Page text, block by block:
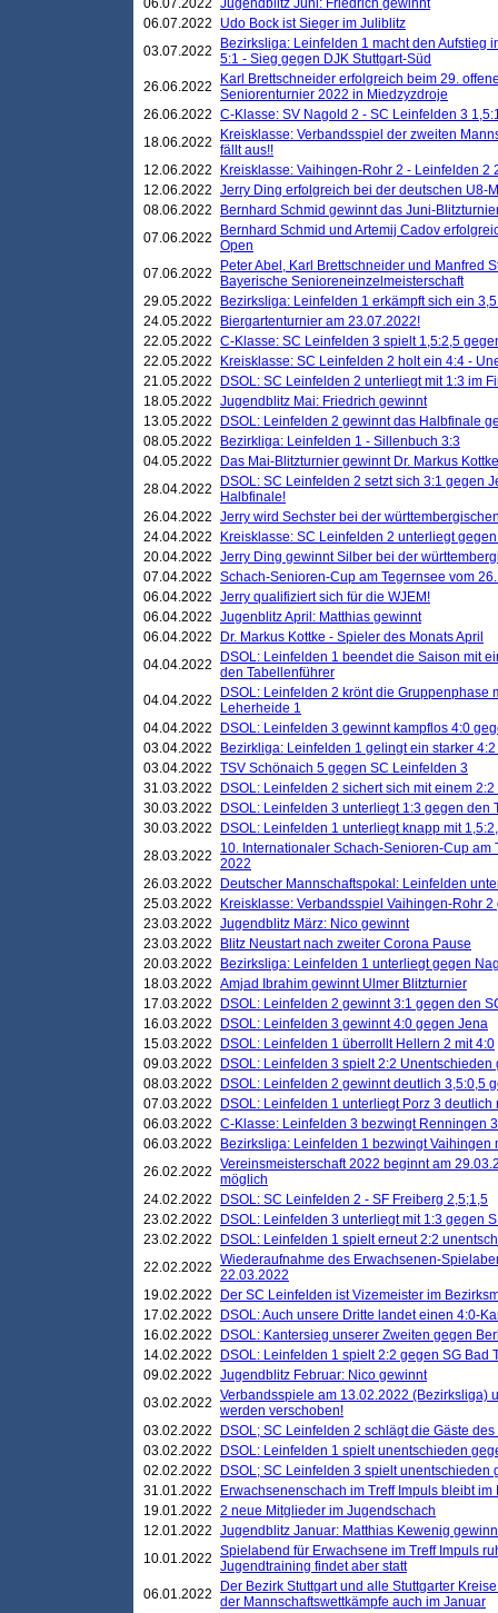
06.07.2022 Jugendblitz Juni: Friedrich gewinnt
06.07.2022
Udo Bock ist Sieger im Juliblitz
03.07.2022
Bezirksliga: Leinfelden 1 macht den Aufstieg
5:1 - Sieg gegen DJK Stuttgart-Süd
26.06.2022
Karl Brettschneider erfolgreich beim 29.
Seniorenturnier 2022 in Miedzyzdroje
26.06.2022 C-Klasse: SV Nagold 2 - SC Leinfelden 3
18.06.2022
Kreisklasse: Verbandsspiel der zweiten
fällt aus!!
12.06.2022
Kreisklasse: Vaihingen-Rohr 2 - Leinfelden 2
12.06.2022 Jerry Ding erfolgreich bei der deutschen U8-
08.06.2022
Bernhard Schmid gewinnt das Juni-
07.06.2022
Bernhard Schmid und Artemij Cadov
Open
07.06.2022
Peter Abel, Karl Brettschneider und Manfred
Bayerische Senioreneinzelmeisterschaft
29.05.2022
Bezirksliga: Leinfelden 1 erkämpft sich ein
24.05.2022
Biergartenturnier am 23.07.2022!
22.05.2022 C-Klasse: SC Leinfelden 3 spielt 1,5:2,5
22.05.2022
Kreisklasse: SC Leinfelden 2 holt ein 4:4 -
21.05.2022
DSOL: SC Leinfelden 2 unterliegt mit 1:3 im
18.05.2022 Jugendblitz Mai: Friedrich gewinnt
13.05.2022
DSOL: Leinfelden 2 gewinnt das Halbfinale
08.05.2022
Bezirkliga: Leinfelden 1 - Sillenbuch 3:3
04.05.2022
Das Mai-Blitzturnier gewinnt Dr. Markus
28.04.2022
DSOL: SC Leinfelden 2 setzt sich 3:1 gegen
Halbfinale!
26.04.2022 Jerry wird Sechster bei der
24.04.2022
Kreisklasse: SC Leinfelden 2 unterliegt
20.04.2022 Jerry Ding gewinnt Silber bei der
07.04.2022 Schach-Senioren-Cup am Tegernsee vom
06.04.2022 Jerry qualifiziert sich für die WJEM!
06.04.2022 Jugenblitz April: Matthias gewinnt
06.04.2022
Dr. Markus Kottke - Spieler des Monats April
04.04.2022
DSOL: Leinfelden 1 beendet die Saison mit
den Tabellenführer
04.04.2022
DSOL: Leinfelden 2 krönt die Gruppenphase
Leherheide 1
04.04.2022
DSOL: Leinfelden 3 gewinnt kampflos 4:0
03.04.2022
Bezirkliga: Leinfelden 1 gelingt ein starker
03.04.2022 TSV Schönaich 5 gegen SC Leinfelden 3
31.03.2022
DSOL: Leinfelden 2 sichert sich mit einem
30.03.2022
DSOL: Leinfelden 3 unterliegt 1:3 gegen den
30.03.2022
DSOL: Leinfelden 1 unterliegt knapp mit
28.03.2022
10. Internationaler Schach-Senioren-Cup am
2022
26.03.2022
Deutscher Mannschaftspokal: Leinfelden
25.03.2022
Kreisklasse: Verbandsspiel Vaihingen-Rohr
23.03.2022 Jugendblitz März: Nico gewinnt
23.03.2022
Blitz Neustart nach zweiter Corona Pause
20.03.2022
Bezirksliga: Leinfelden 1 unterliegt gegen
18.03.2022 Amjad Ibrahim gewinnt Ulmer Blitzturnier
17.03.2022
DSOL: Leinfelden 2 gewinnt 3:1 gegen den
16.03.2022
DSOL: Leinfelden 3 gewinnt 4:0 gegen Jena
15.03.2022
DSOL: Leinfelden 1 überrollt Hellern 2 mit 4:0
09.03.2022
DSOL: Leinfelden 3 spielt 2:2 Unentschieden
08.03.2022
DSOL: Leinfelden 2 gewinnt deutlich 3,5:0,5
07.03.2022
DSOL: Leinfelden 1 unterliegt Porz 3 deutlich
06.03.2022 C-Klasse: Leinfelden 3 bezwingt Renningen
06.03.2022
Bezirksliga: Leinfelden 1 bezwingt Vaihingen
26.02.2022 Vereinsmeisterschaft 2022 beginnt am
möglich
24.02.2022
DSOL: SC Leinfelden 2 - SF Freiberg 2,5;1,5
23.02.2022
DSOL: Leinfelden 3 unterliegt mit 1:3 gegen
23.02.2022
DSOL: Leinfelden 1 spielt erneut 2:2
22.02.2022 Wiederaufnahme des Erwachsenen-
22.03.2022
19.02.2022
Der SC Leinfelden ist Vizemeister im
17.02.2022
DSOL: Auch unsere Dritte landet einen 4:0-
16.02.2022
DSOL: Kantersieg unserer Zweiten gegen
14.02.2022
DSOL: Leinfelden 1 spielt 2:2 gegen SG Bad
09.02.2022 Jugendblitz Februar: Nico gewinnt
03.02.2022 Verbandsspiele am 13.02.2022 (Bezirksliga)
werden verschoben!
03.02.2022
DSOL; SC Leinfelden 2 schlägt die Gäste
03.02.2022
DSOL: Leinfelden 1 spielt unentschieden
02.02.2022
DSOL; SC Leinfelden 3 spielt unentschieden
31.01.2022
Erwachsenenschach im Treff Impuls bleibt
19.01.2022 2 neue Mitglieder im Jugendschach
12.01.2022 Jugendblitz Januar: Matthias Kewenig
10.01.2022 Spielabend für Erwachsene im Treff Impuls
Jugendtraining findet aber statt
06.01.2022
Der Bezirk Stuttgart und alle Stuttgarter
der Mannschaftswettkämpfe auch im Januar